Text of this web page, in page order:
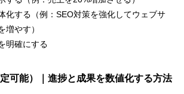
化する（例：SEO対策を強化してウェブサ
増やす）
明確にする
可能）｜進捗と成果を数値化する方法